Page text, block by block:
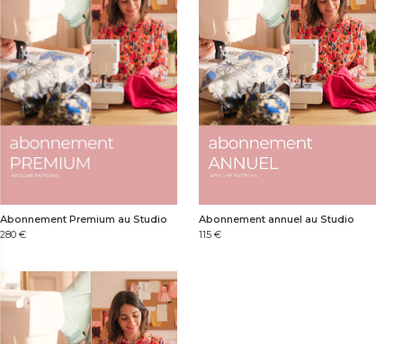
Abonnement Premium au Studio
280 €
Abonnement annuel au Studio
115 €